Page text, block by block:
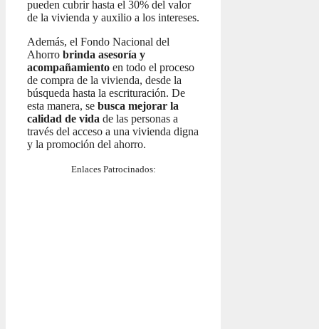
pueden cubrir hasta el 30% del valor
de la vivienda y auxilio a los intereses.
Además, el Fondo Nacional del
Ahorro brinda asesoría y
acompañamiento en todo el proceso
de compra de la vivienda, desde la
búsqueda hasta la escrituración. De
esta manera, se busca mejorar la
calidad de vida de las personas a
través del acceso a una vivienda digna
y la promoción del ahorro.
Enlaces Patrocinados: